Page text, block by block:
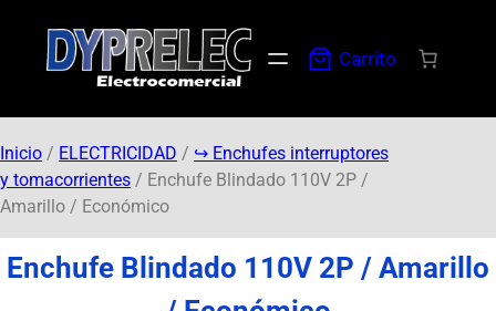
Carrito
Inicio / ELECTRICIDAD / ↪︎ Enchufes interruptores
y tomacorrientes / Enchufe Blindado 110V 2P /
Amarillo / Económico
Enchufe Blindado 110V 2P / Amarillo